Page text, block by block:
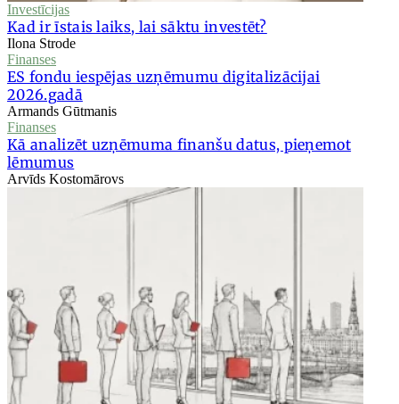
Investīcijas
Kad ir īstais laiks, lai sāktu investēt?
Ilona Strode
Finanses
ES fondu iespējas uzņēmumu digitalizācijai
2026.gadā
Armands Gūtmanis
Finanses
Kā analizēt uzņēmuma finanšu datus, pieņemot
lēmumus
Arvīds Kostomārovs